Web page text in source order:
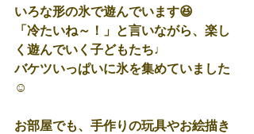
いろな形の氷で遊んでいます😆
「冷たいね～！」と言いながら、楽し
く遊んでいく子どもたち♩
バケツいっぱいに氷を集めていました
☺
お部屋でも、手作りの玩具やお絵描き